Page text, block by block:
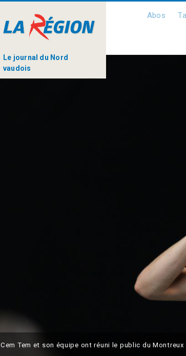
Le journal du Nord
vaudois
Abos
Cem Tem et son équipe ont réuni le public du